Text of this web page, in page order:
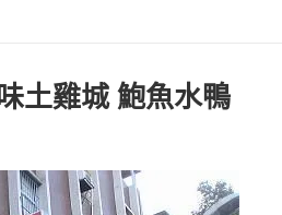
土雞城 鮑魚水鴨